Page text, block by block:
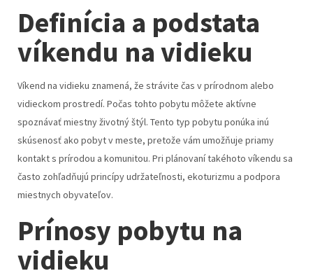
Definícia a podstata
víkendu na vidieku
Víkend na vidieku znamená, že strávite čas v prírodnom alebo
vidieckom prostredí. Počas tohto pobytu môžete aktívne
spoznávať miestny životný štýl. Tento typ pobytu ponúka inú
skúsenosť ako pobyt v meste, pretože vám umožňuje priamy
kontakt s prírodou a komunitou. Pri plánovaní takéhoto víkendu sa
často zohľadňujú princípy udržateľnosti, ekoturizmu a podpora
miestnych obyvateľov.
Prínosy pobytu na
vidieku